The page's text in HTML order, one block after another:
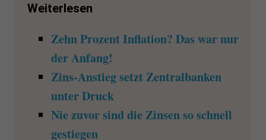
Weiterlesen
Zehn Prozent Inflation? Das war nur
der Anfang!
Zins-Anstieg setzt Zentralbanken
unter Druck
Nie zuvor sind die Zinsen so schnell
gestiegen